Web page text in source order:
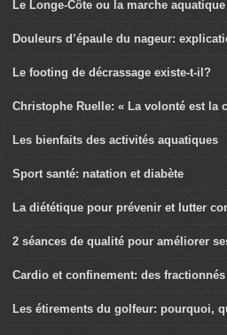
Le Longe-Côte ou la marche aquatique
Douleurs d’épaule du nageur:
Le footing de décrassage existe-t-il?
Christophe Ruelle: « La volonté est la
Les bienfaits des activités aquatiques
Sport santé: natation et diabète
La diététique pour prévenir et lutter
2 séances de qualité pour améliorer
Cardio et confinement: des
Les étirements du golfeur: pourquoi,